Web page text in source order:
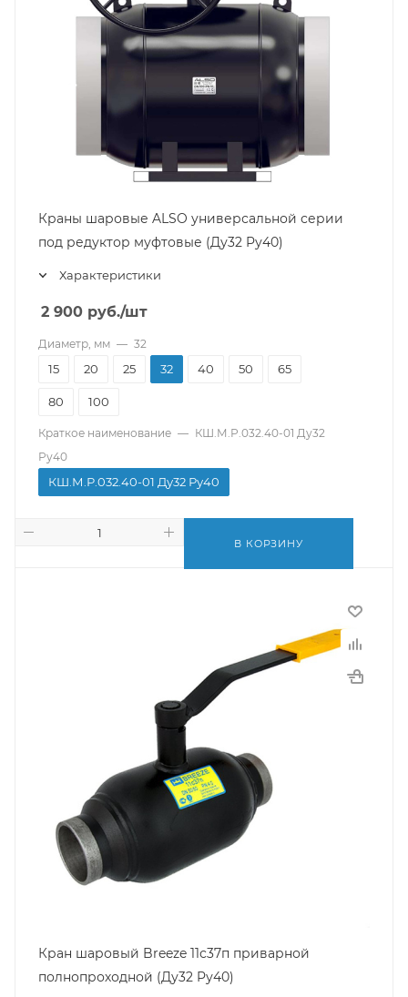
Краны шаровые ALSO универсальной серии
под редуктор муфтовые (Ду32 Pу40)
Характеристики
2 900 руб./шт
Диаметр, мм — 32
15 20 25 32 40 50 65
80 100
Краткое наименование — КШ.М.Р.032.40-01 Ду32
Ру40
КШ.М.Р.032.40-01 Ду32 Ру40
В КОРЗИНУ
Кран шаровый Breeze 11с37п приварной
полнопроходной (Ду32 Pу40)